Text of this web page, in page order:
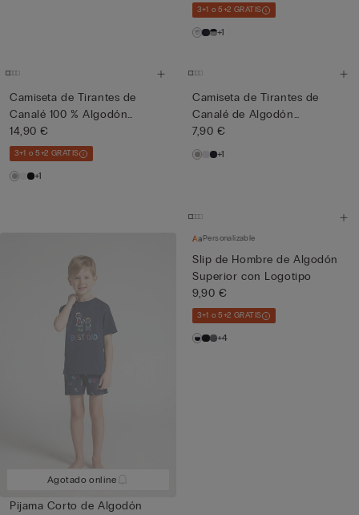
3+1 o 5+2 GRATIS
+1
Camiseta de Tirantes de
Canalé 100 % Algodón
Super...
14,90 €
3+1 o 5+2 GRATIS
+1
Camiseta de Tirantes de
Canalé de Algodón
Superior...
7,90 €
+1
Agotado online
Pijama Corto de Algodón
Personalizable
Slip de Hombre de Algodón
Superior con Logotipo
9,90 €
3+1 o 5+2 GRATIS
+4